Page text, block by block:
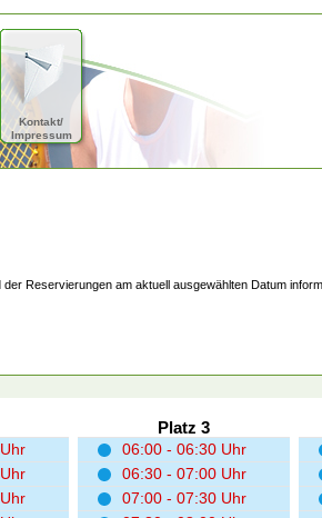
Kontakt/
Impressum
Reservierungen am aktuell ausgewählten Datum
Platz 3
06:00 - 06:30 Uhr
06:30 - 07:00 Uhr
07:00 - 07:30 Uhr